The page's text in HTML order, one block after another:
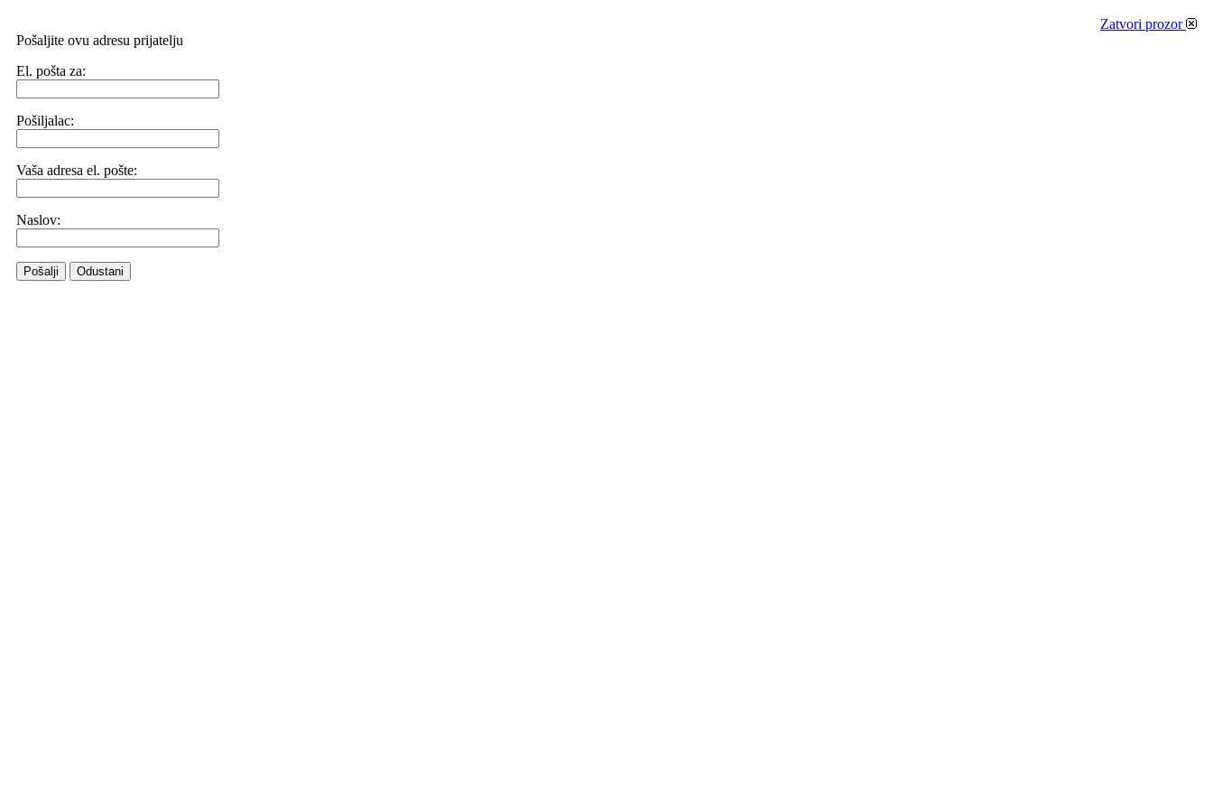
Zatvori prozor
Pošaljite ovu adresu prijatelju
El. pošta za:
Pošiljalac:
Vaša adresa el. pošte:
Naslov:
Pošalji Odustani